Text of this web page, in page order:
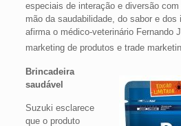
especiais de interação e diversão
mão da saudabilidade, do sabor e dos
afirma o médico-veterinário Fernando
marketing de produtos e trade
Brincadeira
saudável
Suzuki esclarece
que o produto